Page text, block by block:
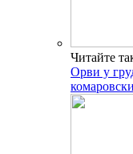
Читайте
Орви у